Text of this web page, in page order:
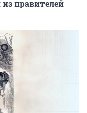
правителей